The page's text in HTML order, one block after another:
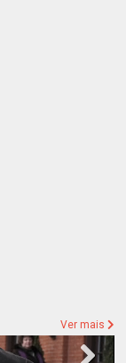
Ver mais